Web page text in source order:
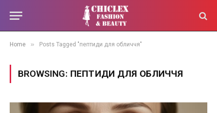
Home » Posts Tagged "пептиди для обличчя"
BROWSING: ПЕПТИДИ ДЛЯ ОБЛИЧЧЯ